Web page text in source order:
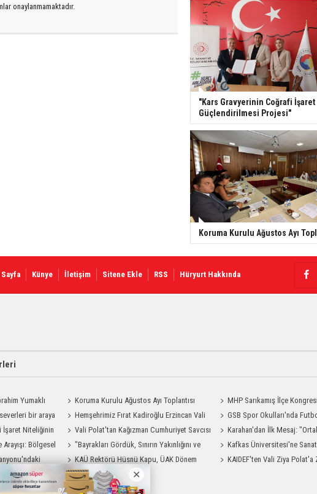
onaylanmamaktadır.
"Kars Gravyerinin Coğrafi
Güçlendirilmesi Projesi"
Koruma Kurulu Ağustos Ayı
Künye İletişim Sitene Ekle RSS Hüryurt Hakkında
Yumaklı
Koruma Kurulu Ağustos Ayı Toplantısı
Yapıldı
MHP Sarıkamış İlçe
Katılımla Gerçekleştirildi
bir araya
Hemşehrimiz Fırat Kadiroğlu Erzincan Vali
Yardımcılığına Atandı
GSB Spor Okulları'nda
Antrenmanları Sürüyor
İşaret Niteliğinin
Vali Polat'tan Kağızman Cumhuriyet Savcısı
Eravcı'ya Ziyaret
Karahan'dan İlk Mesaj:
Dayanışmayla Çalışacağız"
Bölgesel
"Bayrakları Gördük, Sınırın Yakınlığını ve
Uzaklığını Aynı Anda Hissettik"
Kafkas Üniversitesi'ne
Gurur
KAÜ Rektörü Hüsnü Kapu, ÜAK Dönem
Başkanlığını Devretti
KAIDEF'ten Vali Ziya Polat'a